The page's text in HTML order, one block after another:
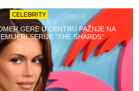
CELEBRITY
GERE U CENTRU PAŽNJE NA
SERIJE “THE SHARDS”